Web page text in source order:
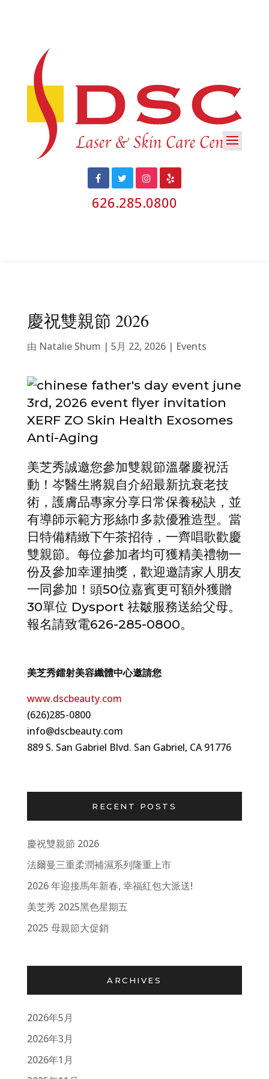
626.285.0800
慶祝雙親節 2026
由 Natalie Shum | 5月 22, 2026| Events
美芝秀誠邀您參加雙親節溫馨慶祝活
動！岑醫生將親自介紹最新抗衰老技
術，護膚品專家分享日常保養秘訣，並
有導師示範方形絲巾多款優雅造型。當
日特備精緻下午茶招待，一齊唱歌歡慶
雙親節。每位參加者均可獲精美禮物一
份及參加幸運抽獎，歡迎邀請家人朋友
一同參加！頭50位嘉賓更可額外獲贈
30單位 Dysport 祛皺服務送給父母。
報名請致電626-285-0800。
美芝秀鐳射美容纖體中心邀請您
www.dscbeauty.com
(626)285-0800
info@dscbeauty.com
889 S. San Gabriel Blvd. San Gabriel, CA 91776
RECENT POSTS
慶祝雙親節 2026
法爾曼三重柔潤補濕系列隆重上市
2026 年迎接馬年新春, 幸福紅包大派送!
美芝秀 2025黑色星期五
2025 母親節大促銷
ARCHIVES
2026年5月
2026年3月
2026年1月